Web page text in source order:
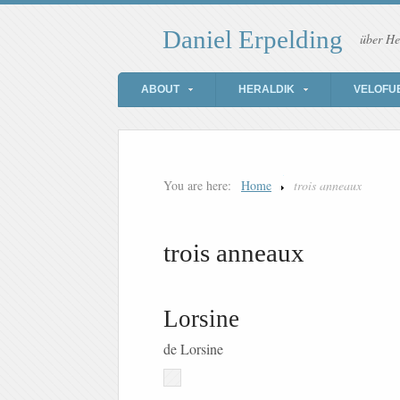
Daniel Erpelding über
ABOUT HERALDIK
You are here: Home trois anneaux
trois anneaux
Lorsine
de Lorsine